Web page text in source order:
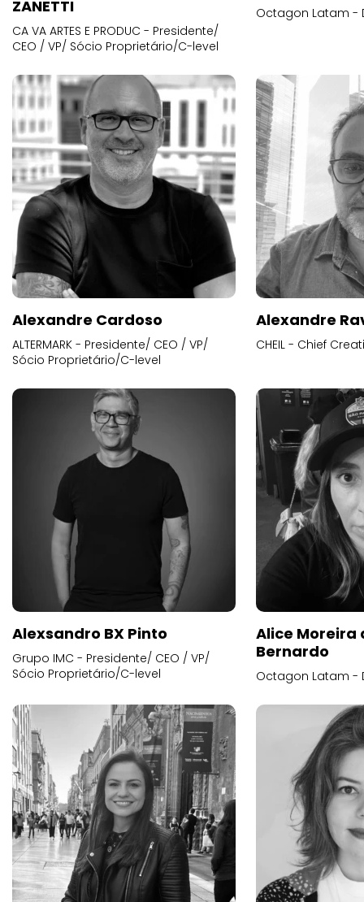
ZANETTI
CA VA ARTES E PRODUC - Presidente/
CEO / VP/ Sócio Proprietário/C-level
Octagon Latam -
Alexandre Cardoso
ALTERMARK - Presidente/ CEO / VP/
Sócio Proprietário/C-level
Alexandre
CHEIL - Chief
Alexsandro BX Pinto
Grupo IMC - Presidente/ CEO / VP/
Sócio Proprietário/C-level
Alice
Bernardo
Octagon Latam -